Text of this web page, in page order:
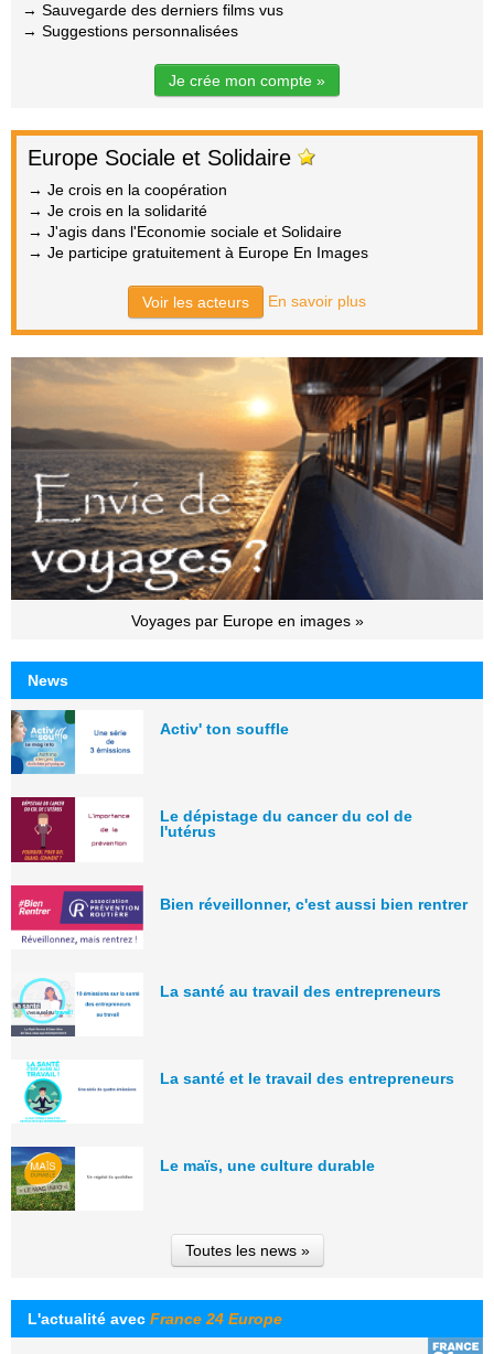
→ Sauvegarde des derniers films vus
→ Suggestions personnalisées
Je crée mon compte »
Europe Sociale et Solidaire
→ Je crois en la coopération
→ Je crois en la solidarité
→ J'agis dans l'Economie sociale et Solidaire
→ Je participe gratuitement à Europe En Images
Voir les acteurs En savoir plus
Voyages par Europe en images »
News
Activ' ton souffle
Le dépistage du cancer du col de
l'utérus
Bien réveillonner, c'est aussi bien rentrer
La santé au travail des entrepreneurs
La santé et le travail des entrepreneurs
Le maïs, une culture durable
Toutes les news »
L'actualité avec France 24 Europe